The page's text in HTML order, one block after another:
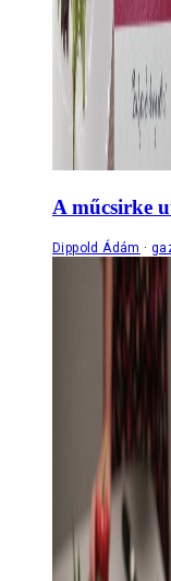
A műcsirke
Dippold Ádám